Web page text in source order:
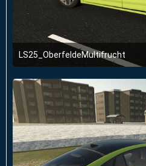
LS25_OberfeldeMultifrucht
2. Januar 2026 um 23:51